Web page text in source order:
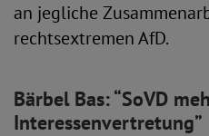
an jegliche
rechtsextremen AfD.
Bärbel Bas: “SoVD
Interessenvertretung”